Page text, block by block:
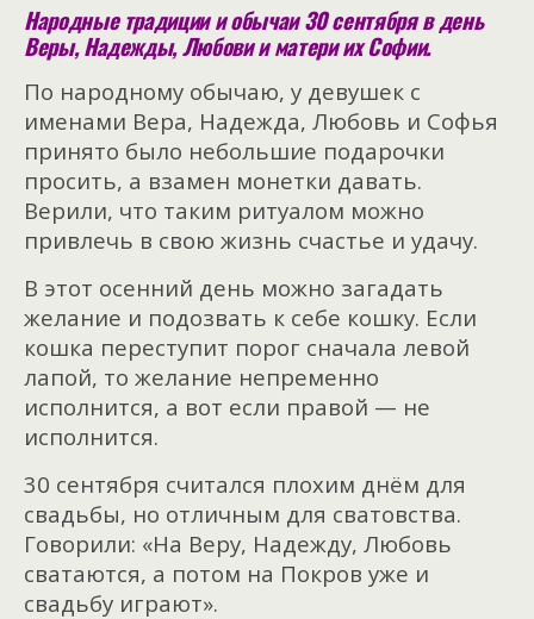
Народные традиции и обычаи 30 сентября в день
Веры, Надежды, Любови и матери их Софии.
По народному обычаю, у девушек с
именами Вера, Надежда, Любовь и Софья
принято было небольшие подарочки
просить, а взамен монетки давать.
Верили, что таким ритуалом можно
привлечь в свою жизнь счастье и удачу.
В этот осенний день можно загадать
желание и подозвать к себе кошку. Если
кошка переступит порог сначала левой
лапой, то желание непременно
исполнится, а вот если правой — не
исполнится.
30 сентября считался плохим днём для
свадьбы, но отличным для сватовства.
Говорили: «На Веру, Надежду, Любовь
сватаются, а потом на Покров уже и
свадьбу играют».